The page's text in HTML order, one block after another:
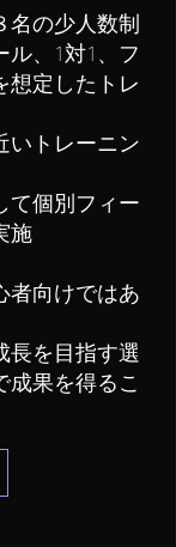
名の少人数制
ル、1対1、フ
想定したトレ
いトレーニン
て個別フィー
施
者向けではあ
長を目指す選
果を得るこ